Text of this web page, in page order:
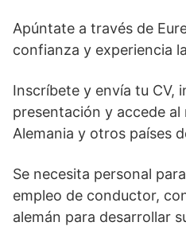
Apúntate a través de
confianza y experiencia
Inscríbete y envía tu CV,
presentación y accede
Alemania y otros países
Se necesita personal
empleo de conductor,
alemán para desarrollar